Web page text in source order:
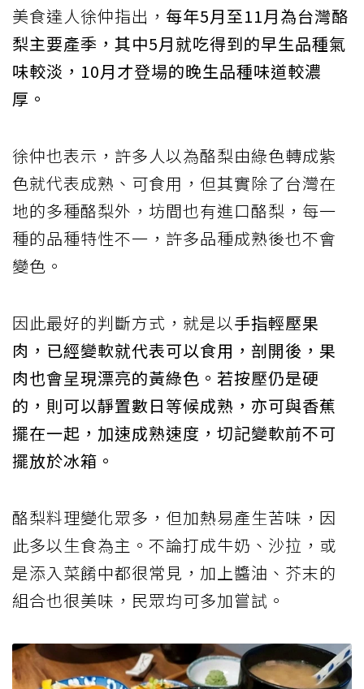
美食達人徐仲指出， 每年5月至11月為台灣酪
梨主要產季，其中5月就吃得到的早生品種氣
味較淡，10月才登場的晚生品種味道較濃
厚。
徐仲也表示，許多人以為酪梨由綠色轉成紫
色就代表成熟、可食用，但其實除了台灣在
地的多種酪梨外，坊間也有進口酪梨，每一
種的品種特性不一，許多品種成熟後也不會
變色。
因此最好的判斷方式，就是以手指輕壓果
肉，已經變軟就代表可以食用，剖開後，果
肉也會呈現漂亮的黃綠色。若按壓仍是硬
的，則可以靜置數日等候成熟，亦可與香蕉
擺在一起，加速成熟速度，切記變軟前不可
擺放於冰箱。
酪梨料理變化眾多，但加熱易產生苦味，因
此多以生食為主。不論打成牛奶、沙拉，或
是添入菜餚中都很常見，加上醬油、芥末的
組合也很美味，民眾均可多加嘗試。